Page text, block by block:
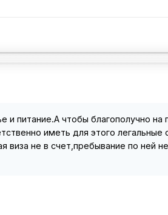
питание.А чтобы благополучно
иметь для этого
не в счет,пребывание по ней